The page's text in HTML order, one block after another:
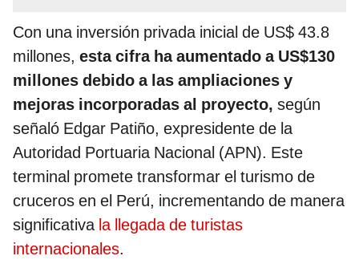
Con una inversión privada inicial de US$ 43.8
millones, esta cifra ha aumentado a US$130
millones debido a las ampliaciones y
mejoras incorporadas al proyecto, según
señaló Edgar Patiño, expresidente de la
Autoridad Portuaria Nacional (APN). Este
terminal promete transformar el turismo de
cruceros en el Perú, incrementando de manera
significativa la llegada de turistas
internacionales.